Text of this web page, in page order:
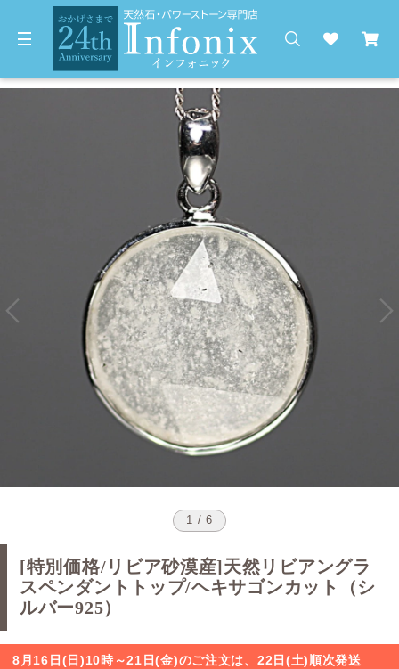
1 / 6
[特別価格/リビア砂漠産]天然リビアングラ
スペンダントトップ/ヘキサゴンカット（シ
ルバー925）
8月16日(日)10時～21日(金)のご注文は、22日(土)順次発送